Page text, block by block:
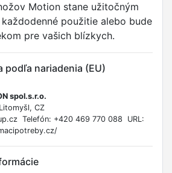
Motion stane užitočným
použitie alebo bude
pre vašich blízkych.
nariadenia (EU)
spol.s.r.o.
CZ
Telefón: +420 469 770 088 URL: